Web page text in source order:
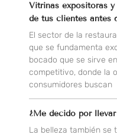
Vitrinas expositoras
de tus clientes antes
El sector de la
que se fundamenta
bocado que se sirve
competitivo, donde la
consumidores buscan
¿Me decido por
La belleza también se